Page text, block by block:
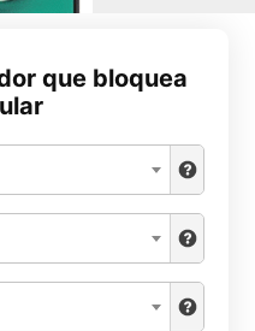
que bloquea